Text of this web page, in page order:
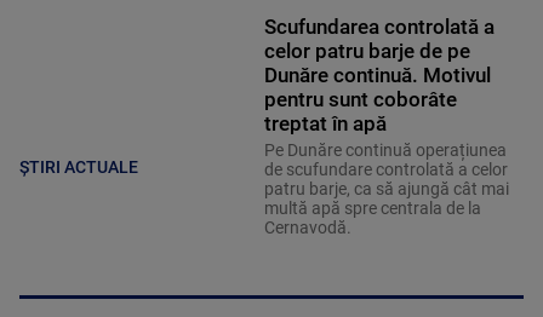
ȘTIRI ACTUALE
Scufundarea controlată a
celor patru barje de pe
Dunăre continuă. Motivul
pentru sunt coborâte
treptat în apă
Pe Dunăre continuă operațiunea
de scufundare controlată a celor
patru barje, ca să ajungă cât mai
multă apă spre centrala de la
Cernavodă.